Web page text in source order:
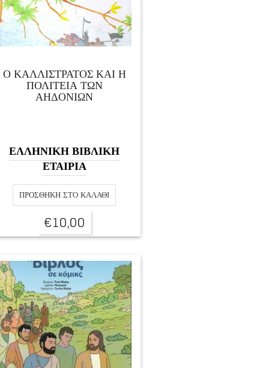
Ο ΚΑΛΛΙΣΤΡΑΤΟΣ ΚΑΙ Η
ΠΟΛΙΤΕΙΑ ΤΩΝ
ΑΗΔΟΝΙΩΝ
ΕΛΛΗΝΙΚΗ ΒΙΒΛΙΚΗ
ΕΤΑΙΡΙΑ
ΠΡΟΣΘΉΚΗ ΣΤΟ ΚΑΛΆΘΙ
€10,00